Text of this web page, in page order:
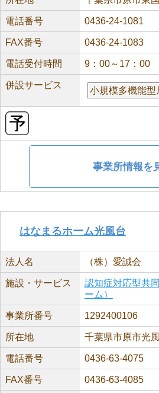
電話番号 0436-24-1081
FAX番号 0436-24-1083
電話受付時間 9：00～17：00
併設サービス
小規模多機能型
事業所情報を
はなまるホーム光風台
法人名 （株）愛誠会
施設・サービス
認知症対応型共
ーム）
事業所番号 1292400106
所在地 千葉県市原市光
電話番号 0436-63-4075
FAX番号 0436-63-4085